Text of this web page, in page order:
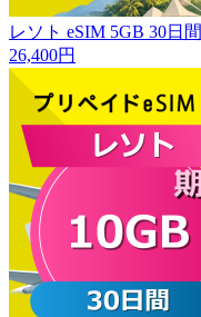
レソト eSIM 5GB 30日間
26,400円